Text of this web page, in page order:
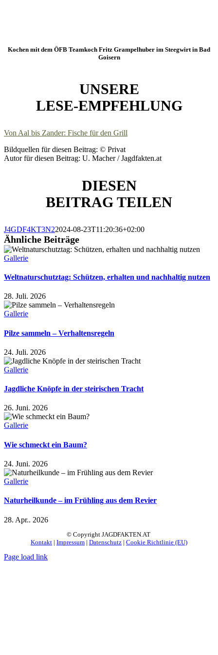
Kochen mit dem ÖFB Teamkoch Fritz Grampelhuber im Steegwirt in Bad
Goisern
UNSERE
LESE-EMPFEHLUNG
Von Aal bis Zander: Fische für den Grill
Bildquellen für diesen Beitrag: © Privat
Autor für diesen Beitrag: U. Macher / Jagdfakten.at
DIESEN
BEITRAG TEILEN
J4GDF4KT3N22024-08-23T11:20:36+02:00
Ähnliche Beiträge
Gallerie
Weltnaturschutztag: Schützen, erhalten und nachhaltig nutzen
28. Juli. 2026
Gallerie
Pilze sammeln – Verhaltensregeln
24. Juli. 2026
Gallerie
Jagdliche Knöpfe in der steirischen Tracht
26. Juni. 2026
Gallerie
Wie schmeckt ein Baum?
24. Juni. 2026
Gallerie
Naturheilkunde – im Frühling aus dem Revier
28. Apr.. 2026
© Copyright JAGDFAKTEN.AT
Kontakt | Impressum | Datenschutz | Cookie Richtlinie (EU)
Page load link